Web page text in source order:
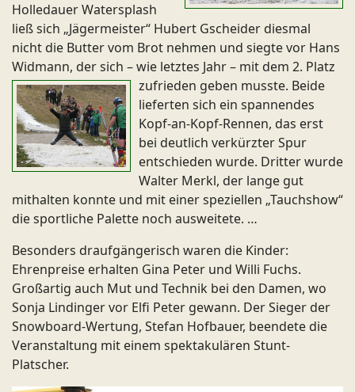
Holledauer Watersplash
ließ sich „Jägermeister“ Hubert Gscheider diesmal
nicht die Butter vom Brot nehmen und siegte vor Hans
Widmann, der sich – wie letztes Jahr – mit dem 2. Platz
zufrieden geben musste. Beide
lieferten sich ein spannendes
Kopf-an-Kopf-Rennen, das erst
bei deutlich verkürzter Spur
entschieden wurde. Dritter wurde
Walter Merkl, der lange gut
mithalten konnte und mit einer speziellen „Tauchshow“
die sportliche Palette noch ausweitete. …
Besonders draufgängerisch waren die Kinder:
Ehrenpreise erhalten Gina Peter und Willi Fuchs.
Großartig auch Mut und Technik bei den Damen, wo
Sonja Lindinger vor Elfi Peter gewann. Der Sieger der
Snowboard-Wertung, Stefan Hofbauer, beendete die
Veranstaltung mit einem spektakulären Stunt-
Platscher.